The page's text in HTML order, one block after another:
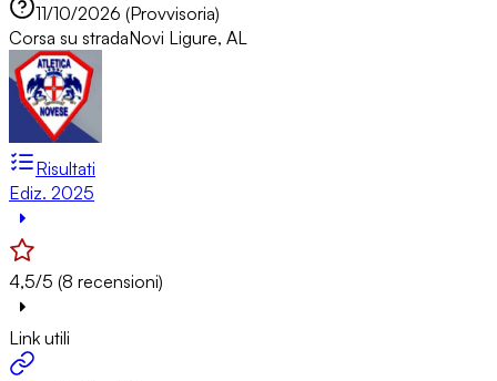
11/10/2026 (Provvisoria)
Corsa su stradaNovi Ligure, AL
Risultati
Ediz. 2025
4,5/5 (8 recensioni)
Link utili